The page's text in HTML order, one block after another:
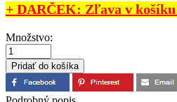
+ DARČEK: Zľava v košíku
Množstvo: